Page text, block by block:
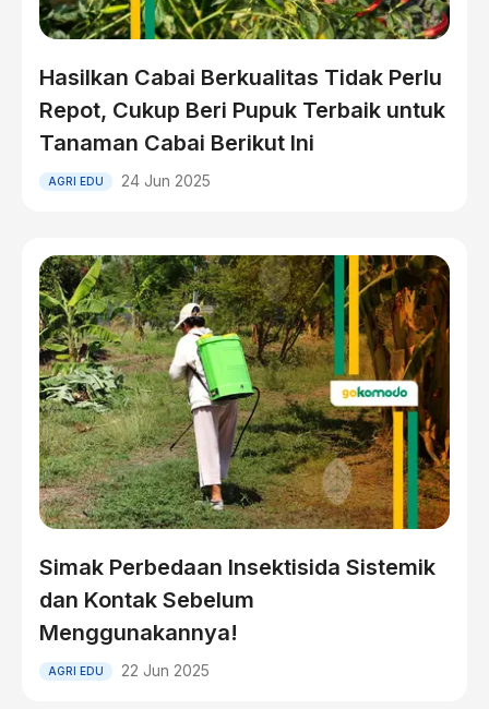
Hasilkan Cabai Berkualitas Tidak Perlu
Repot, Cukup Beri Pupuk Terbaik untuk
Tanaman Cabai Berikut Ini
AGRI EDU 24 Jun 2025
Simak Perbedaan Insektisida Sistemik
dan Kontak Sebelum
Menggunakannya!
AGRI EDU 22 Jun 2025